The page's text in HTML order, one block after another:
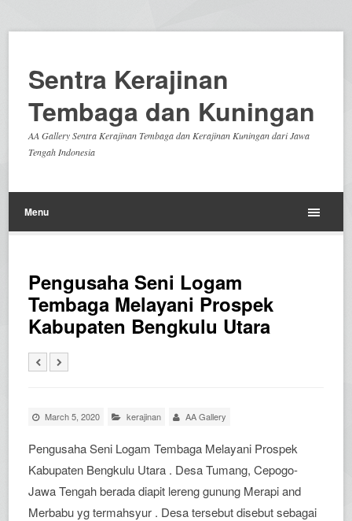
Sentra Kerajinan
Tembaga dan Kuningan
AA Gallery Sentra Kerajinan Tembaga dan Kerajinan Kuningan dari Jawa
Tengah Indonesia
Menu
Pengusaha Seni Logam
Tembaga Melayani Prospek
Kabupaten Bengkulu Utara
March 5, 2020 kerajinan AA Gallery
Pengusaha Seni Logam Tembaga Melayani Prospek
Kabupaten Bengkulu Utara . Desa Tumang, Cepogo-
Jawa Tengah berada diapit lereng gunung Merapi and
Merbabu yg termahsyur . Desa tersebut disebut sebagai